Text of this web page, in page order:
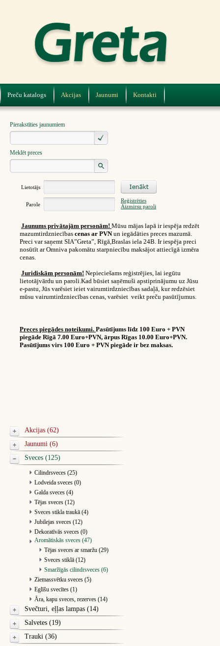
Preču katalogs Akcijas Jaunumi Kontakti
Pierakstīties jaunumiem
Meklēt preces
Lietotājs
Parole
Reģistrēties
Aizmirsu paroli
Jaunums privātajām personām! Mūsu mājas lapā ir iespēja redzēt
mazumtirdzniecības cenas ar PVNun iegādāties preces mazumā.
Preci var saņemt SIA”Greta”, Rīgā,Braslas iela 24B. Ir iespēja preci
nosūtīt ar Omniva pakomātu starpniecību maksājot attiecīgā izmēra
cenas.
Juridiskām personām! Nepieciešams reģistrējies, lai iegūtu
lietotājvārdu un paroli.Kad būsiet saņēmuši apstiprinājumu uz Jūsu
e-pastu, Jūs varēsiet ieiet vairumtirdzniecības sadaļā, kur redzēsiet
mūsu vairumtirdzniecības cenas, varēsiet veikt preču pasūtījumus.
Preces piegādes noteikumi. Pasūtījums līdz 100 Euro + PVN
piegāde Rīgā 7.00 Euro+PVN, ārpus Rīgas 10.00 Euro+PVN.
Pasūtījums virs 100 Euro + PVN piegāde ir bez maksas.
Akcijas (62)
Jaunumi (6)
Sveces (125)
Cilindrsveces (25)
Lodveida sveces (0)
Galda sveces (4)
Tējas sveces (12)
Sveces stikla traukā (4)
Jubilejas sveces (12)
Dekoratīvās sveces (0)
Aromātiskās sveces (47)
Tējas sveces ar smaržu (29)
Sveces stiklā (12)
Smaržīgās cilindrsveces (6)
Ziemassvētku sveces (5)
Eglīšu svecītes (1)
Āra, kapu sveces, rezerves (14)
Svečturi, eļļas lampas (14)
Salvetes (19)
Trauki (36)